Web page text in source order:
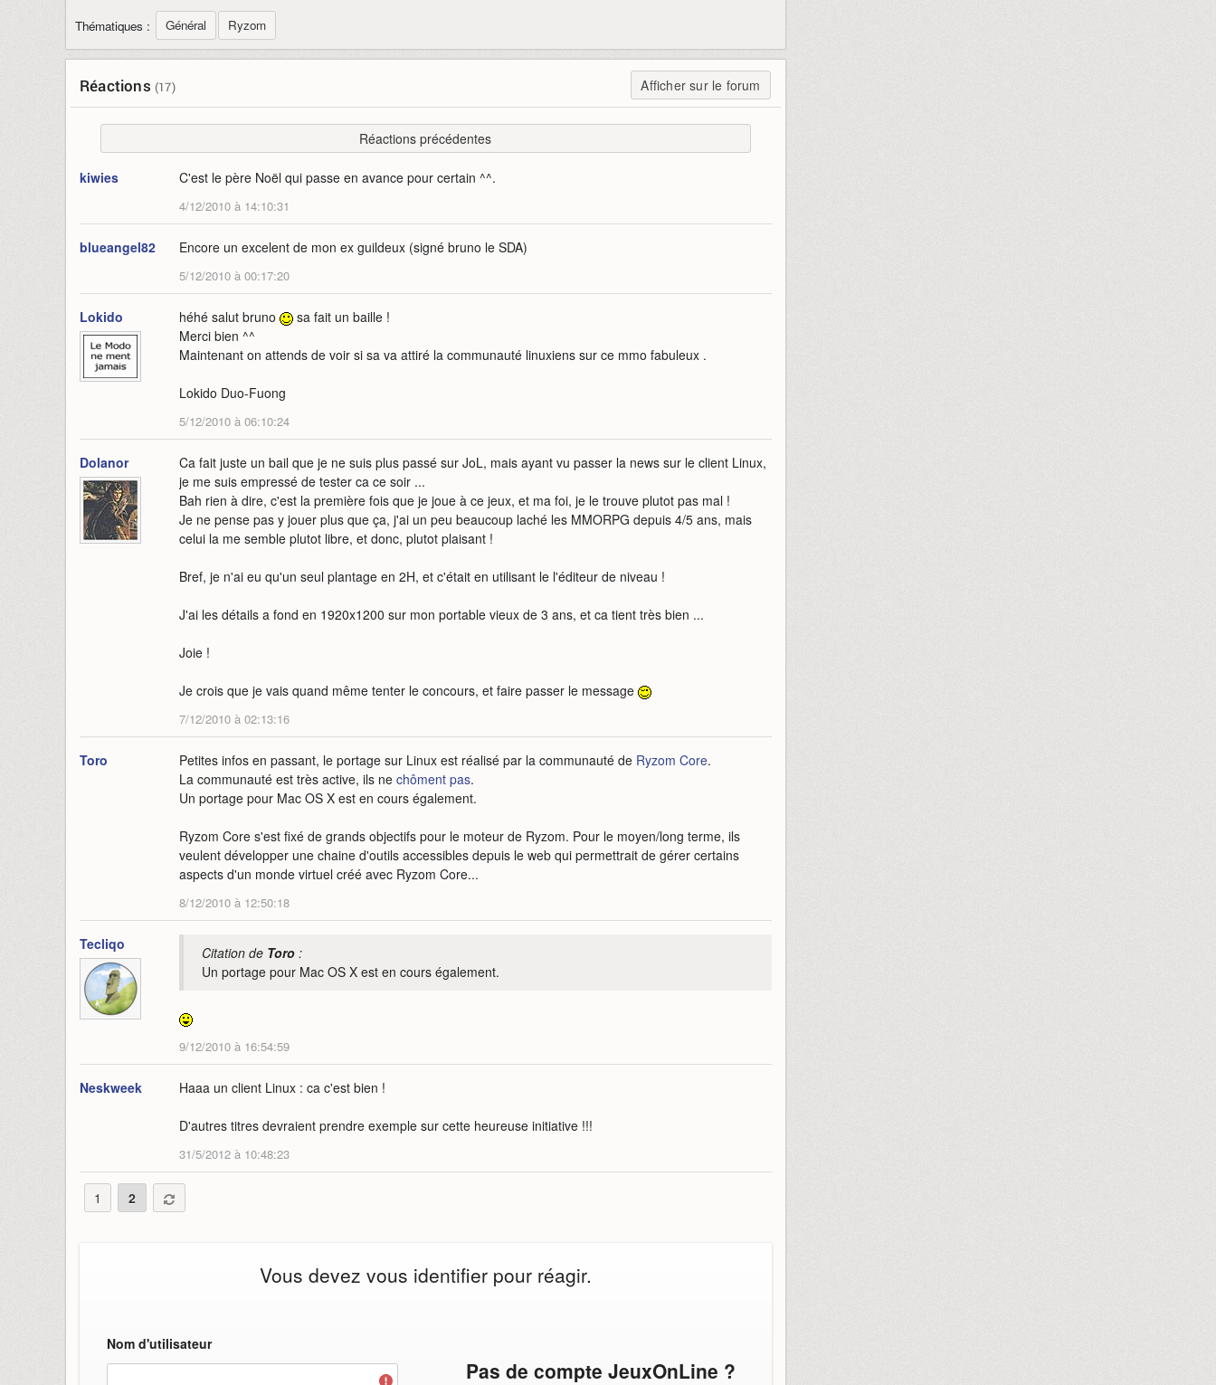
Thématiques : Général Ryzom
Réactions (17) Afficher sur le forum
Réactions précédentes
kiwies C'est le père Noël qui passe en avance pour certain ^^.
4/12/2010 à 14:10:31
blueangel82 Encore un excelent de mon ex guildeux (signé bruno le SDA)
5/12/2010 à 00:17:20
Lokido héhé salut bruno
sa fait un baille !
Merci bien ^^
Maintenant on attends de voir si sa va attiré la communauté linuxiens sur ce mmo fabuleux .
Lokido Duo-Fuong
5/12/2010 à 06:10:24
Dolanor
Ca fait juste un bail que je ne suis plus passé sur JoL, mais ayant vu passer la news sur le client Linux,
je me suis empressé de tester ca ce soir ...
Bah rien à dire, c'est la première fois que je joue à ce jeux, et ma foi, je le trouve plutot pas mal !
Je ne pense pas y jouer plus que ça, j'ai un peu beaucoup laché les MMORPG depuis 4/5 ans, mais
celui la me semble plutot libre, et donc, plutot plaisant !
Bref, je n'ai eu qu'un seul plantage en 2H, et c'était en utilisant le l'éditeur de niveau !
J'ai les détails a fond en 1920x1200 sur mon portable vieux de 3 ans, et ca tient très bien ...
Joie !
Je crois que je vais quand même tenter le concours, et faire passer le message
7/12/2010 à 02:13:16
Toro Petites infos en passant, le portage sur Linux est réalisé par la communauté de Ryzom Core.
La communauté est très active, ils ne chôment pas.
Un portage pour Mac OS X est en cours également.
Ryzom Core s'est fixé de grands objectifs pour le moteur de Ryzom. Pour le moyen/long terme, ils
veulent développer une chaine d'outils accessibles depuis le web qui permettrait de gérer certains
aspects d'un monde virtuel créé avec Ryzom Core...
8/12/2010 à 12:50:18
Tecliqo Citation de Toro :
Un portage pour Mac OS X est en cours également.
9/12/2010 à 16:54:59
Neskweek Haaa un client Linux : ca c'est bien !
D'autres titres devraient prendre exemple sur cette heureuse initiative !!!
31/5/2012 à 10:48:23
1 2
Vous devez vous identifier pour réagir.
Nom d'utilisateur
Pas de compte JeuxOnLine ?